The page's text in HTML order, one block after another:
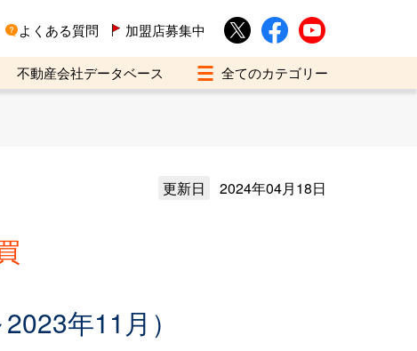
よくある質問 加盟店募集中
不動産会社データベース
更新日 2024年04月18日
年11月）